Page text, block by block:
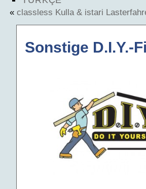
« classless Kulla & istari
Sonstige D.I.Y.-